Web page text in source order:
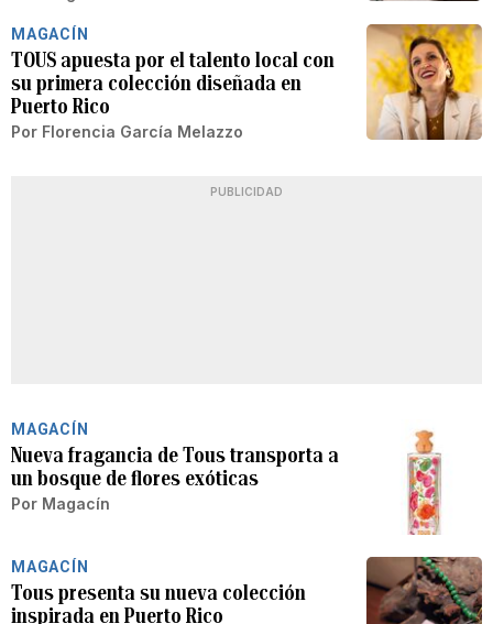
MAGACÍN
TOUS apuesta por el talento local con
su primera colección diseñada en
Puerto Rico
Por Florencia García Melazzo
PUBLICIDAD
MAGACÍN
Nueva fragancia de Tous transporta a
un bosque de flores exóticas
Por Magacín
MAGACÍN
Tous presenta su nueva colección
inspirada en Puerto Rico